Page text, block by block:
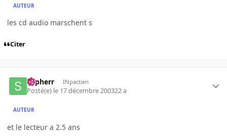
AUTEUR
les cd audio marschent s
Citer
Sypherr INpactien
Posté(e) le 17 décembre 200322 a
AUTEUR
et le lecteur a 2.5 ans